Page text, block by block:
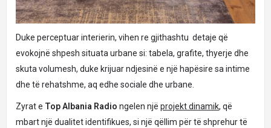
Duke perceptuar interierin, vihen re gjithashtu detaje që
evokojnë shpesh situata urbane si: tabela, grafite, thyerje dhe
skuta volumesh, duke krijuar ndjesinë e një hapësire sa intime
dhe të rehatshme, aq edhe sociale dhe urbane.
Zyrat e Top Albania Radio ngelen një projekt dinamik, që
mbart një dualitet identifikues, si një qëllim për të shprehur të